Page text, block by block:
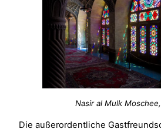
Nasir al Mulk
Die außerordentliche